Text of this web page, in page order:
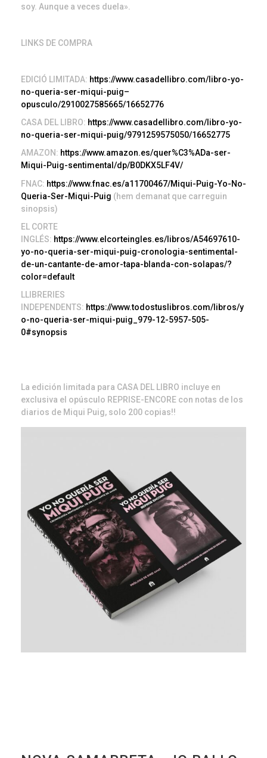
soy. Aunque a veces duela».
LINKS DE COMPRA
EDICIÓ LIMITADA: https://www.casadellibro.com/libro-yo-
no-queria-ser-miqui-puig–
opusculo/2910027585665/16652776
CASA DEL LIBRO: https://www.casadellibro.com/libro-yo-
no-queria-ser-miqui-puig/9791259575050/16652775
AMAZON: https://www.amazon.es/quer%C3%ADa-ser-
Miqui-Puig-sentimental/dp/B0DKX5LF4V/
FNAC: https://www.fnac.es/a11700467/Miqui-Puig-Yo-No-
Queria-Ser-Miqui-Puig (hem demanat que carreguin
sinopsis)
EL CORTE
INGLÉS: https://www.elcorteingles.es/libros/A54697610-
yo-no-queria-ser-miqui-puig-cronologia-sentimental-
de-un-cantante-de-amor-tapa-blanda-con-solapas/?
color=default
LLIBRERIES
INDEPENDENTS: https://www.todostuslibros.com/libros/y
o-no-queria-ser-miqui-puig_979-12-5957-505-
0#synopsis
La edición limitada para CASA DEL LIBRO incluye en
exclusiva el opúsculo REPRISE-ENCORE con notas de los
diarios de Miqui Puig, solo 200 copias!!